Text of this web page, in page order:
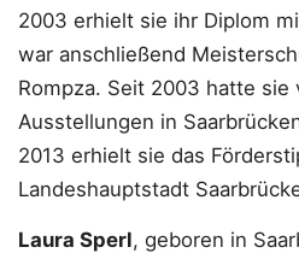
2003 erhielt sie ihr Diplom
war anschließend
Rompza. Seit 2003 hatte sie
Ausstellungen in
2013 erhielt sie das
Landeshauptstadt
Laura Sperl, geboren in